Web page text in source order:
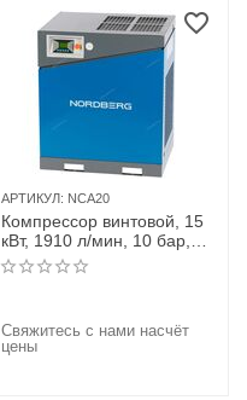
АРТИКУЛ: NCA20
Компрессор винтовой, 15
кВт, 1910 л/мин, 10 бар,
IP55, без ресивера
Свяжитесь с нами насчёт
цены